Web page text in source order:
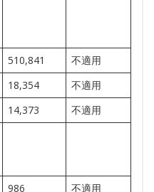
510,841
不適用
18,354
不適用
14,373 不適用
986
不適用